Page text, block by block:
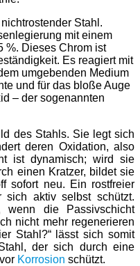
Stahl.
mit einem
%. Dieses Chrom ist
Es reagiert mit
umgebenden Medium
und für das bloße Auge
– der sogenannten
des Stahls. Sie legt sich
deren Oxidation, also
ist dynamisch; wird sie
einen Kratzer, bildet sie
sofort neu. Ein rostfreier
sich aktiv selbst schützt.
wenn die Passivschicht
nicht mehr regenerieren
Stahl?“ lässt sich somit
der sich durch eine
Korrosion schützt.